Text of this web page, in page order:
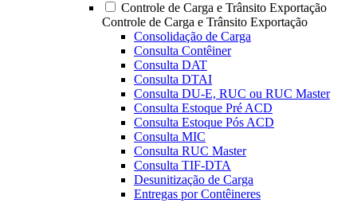
Controle de Carga e Trânsito Exportação
Controle de Carga e Trânsito Exportação
Consolidação de Carga
Consulta Contêiner
Consulta DAT
Consulta DTAI
Consulta DU-E, RUC ou RUC Master
Consulta Estoque Pré ACD
Consulta Estoque Pós ACD
Consulta MIC
Consulta RUC Master
Consulta TIF-DTA
Desunitização de Carga
Entregas por Contêineres